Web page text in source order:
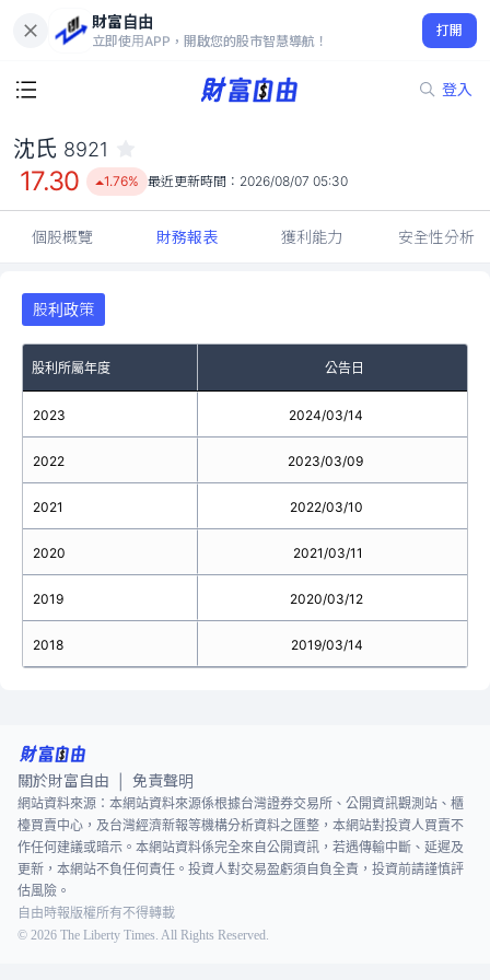
財富自由
立即使用APP，開啟您的股市智慧導航！
打開
登入
17.30
1.76%
沈氏 8921
17.30 1.76% 最近更新時間： 2026/08/07 05:30
個股概覽 財務報表 獲利能力 安全性分析
股利政策
股利所屬年度 公告日
2023
2022
2021
2020
2019
2018
2024/03/14
2023/03/09
2022/03/10
2021/03/11
2020/03/12
2019/03/14
關於財富自由 免責聲明
網站資料來源：本網站資料來源係根據台灣證券交易所、公開資訊觀測站、櫃
檯買賣中心，及台灣經濟新報等機構分析資料之匯整，本網站對投資人買賣不
作任何建議或暗示。本網站資料係完全來自公開資訊，若遇傳輸中斷、延遲及
更新，本網站不負任何責任。投資人對交易盈虧須自負全責，投資前請謹慎評
估風險。
自由時報版權所有不得轉載
© 2026 The Liberty Times. All Rights Reserved.